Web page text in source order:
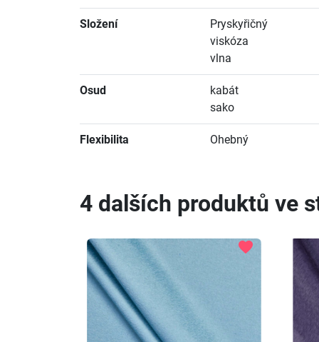
Složení
Pryskyřičný
viskóza
vlna
Osud
kabát
sako
Flexibilita Ohebný
4 dalších produktů ve
favorite